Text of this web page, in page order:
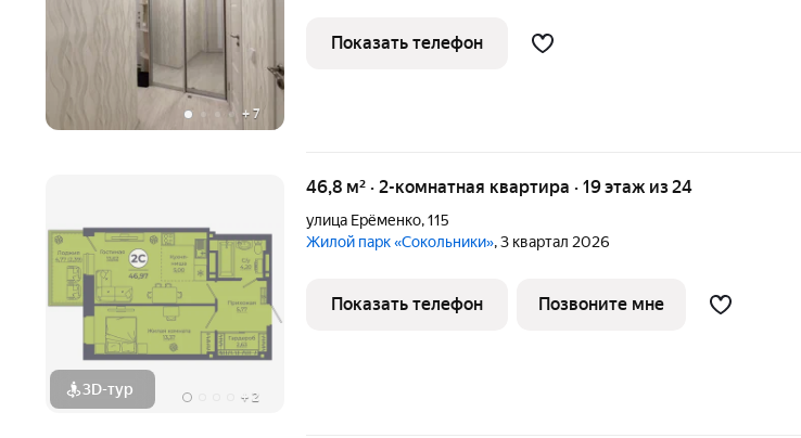
+ 7
проживанию без дополнительных вложений Преимущества
локации: Удобная
Показать телефон
3D-тур + 2
46,8 м² · 2-комнатная квартира · 19 этаж из 24
улица Ерёменко,115
Жилой парк «Сокольники», 3 квартал 2026
Показать телефон Позвоните мне